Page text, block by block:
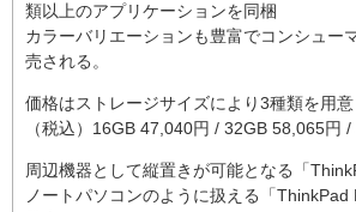
類以上のアプリケーションを同梱
カラーバリエーションも豊富でコンシュー
売される。
価格はストレージサイズにより3種類を用意
（税込）16GB 47,040円 / 32GB 58,065円
周辺機器として縦置きが可能となる「
ノートパソコンのように扱える「